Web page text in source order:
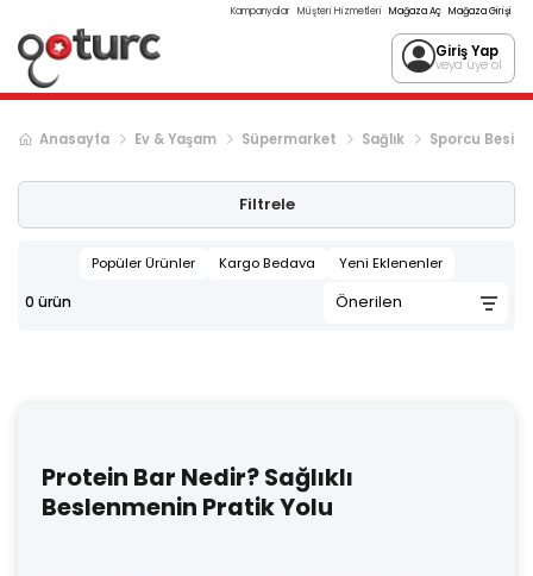
Kampanyalar Müşteri Hizmetleri Mağaza Aç Mağaza Girişi
Giriş Yap
veya üye ol
Anasayfa Ev & Yaşam Süpermarket Sağlık Sporcu
Filtrele
Popüler Ürünler Kargo Bedava Yeni Eklenenler
0 ürün
Protein Bar Nedir? Sağlıklı
Beslenmenin Pratik Yolu